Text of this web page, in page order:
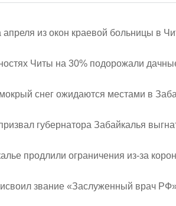
из окон краевой больницы в
Читы на 30% подорожали
снег ожидаются местами в
губернатора Забайкалья
продлили ограничения из-за
звание «Заслуженный врач